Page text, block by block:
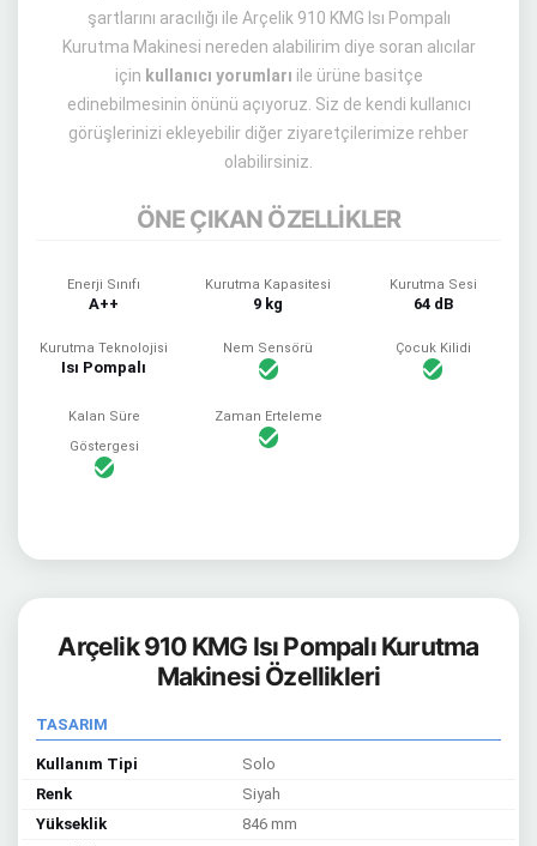
şartlarını aracılığı ile Arçelik 910 KMG Isı Pompalı
Kurutma Makinesi nereden alabilirim diye soran alıcılar
için kullanıcı yorumları ile ürüne basitçe
edinebilmesinin önünü açıyoruz. Siz de kendi kullanıcı
görüşlerinizi ekleyebilir diğer ziyaretçilerimize rehber
olabilirsiniz.
ÖNE ÇIKAN ÖZELLİKLER
Enerji Sınıfı
A++
Kurutma Kapasitesi
9 kg
Kurutma Sesi
64 dB
Kurutma Teknolojisi
Isı Pompalı
Nem Sensörü Çocuk Kilidi
Kalan Süre
Göstergesi
Zaman Erteleme
Arçelik 910 KMG Isı Pompalı Kurutma
Makinesi Özellikleri
TASARIM
Kullanım Tipi
Solo
Renk
Siyah
Yükseklik
846 mm